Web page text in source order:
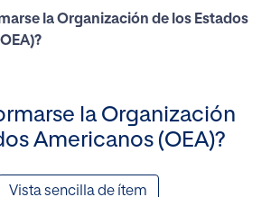
la Organización de los Estados
la Organización
Americanos (OEA)?
Vista sencilla de ítem